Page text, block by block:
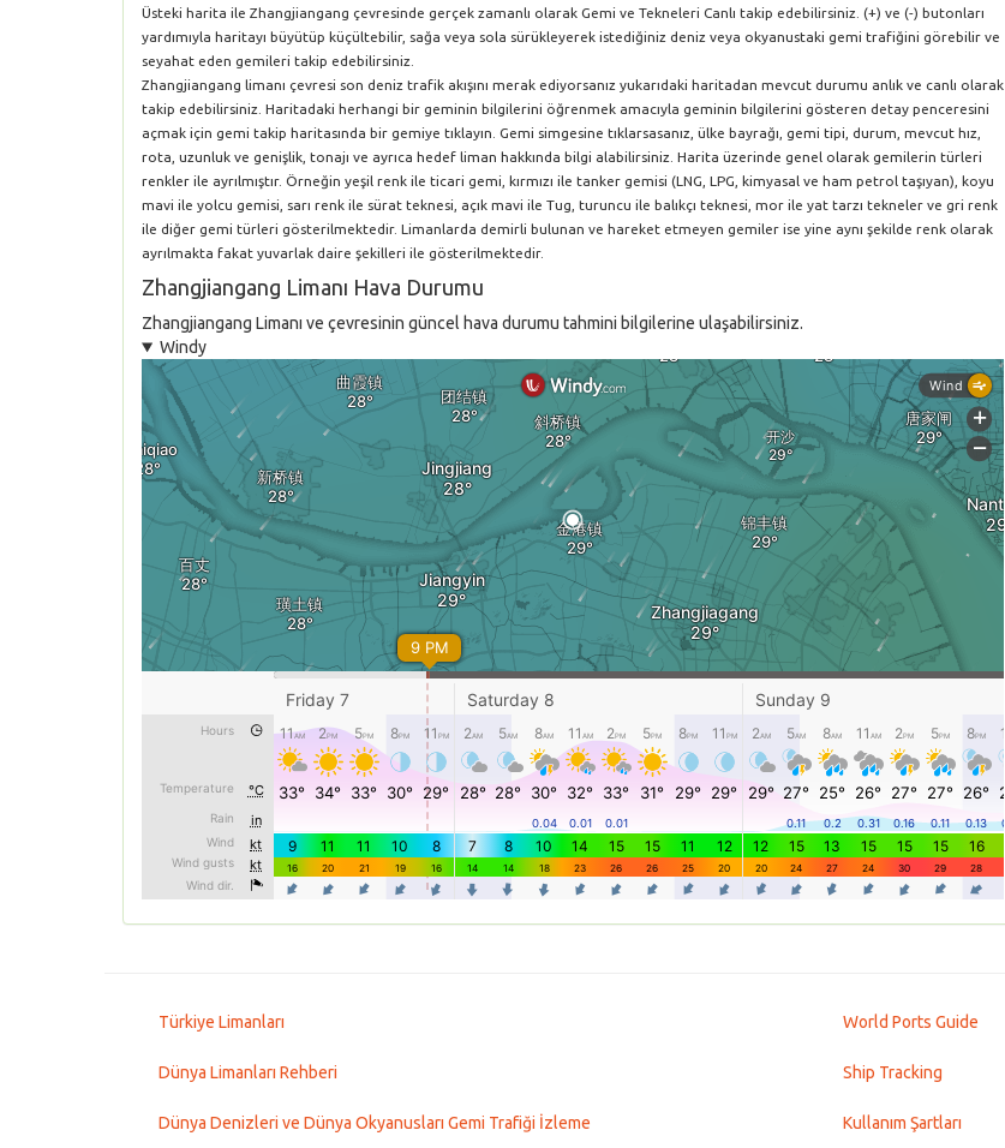
Üsteki harita ile Zhangjiangang çevresinde gerçek zamanlı olarak Gemi ve Tekneleri Canlı takip edebilirsiniz. (+) ve (-) butonları
yardımıyla haritayı büyütüp küçültebilir, sağa veya sola sürükleyerek istediğiniz deniz veya okyanustaki gemi trafiğini görebilir ve
seyahat eden gemileri takip edebilirsiniz.
Zhangjiangang limanı çevresi son deniz trafik akışını merak ediyorsanız yukarıdaki haritadan mevcut durumu anlık ve canlı olarak
takip edebilirsiniz. Haritadaki herhangi bir geminin bilgilerini öğrenmek amacıyla geminin bilgilerini gösteren detay penceresini
açmak için gemi takip haritasında bir gemiye tıklayın. Gemi simgesine tıklarsasanız, ülke bayrağı, gemi tipi, durum, mevcut hız,
rota, uzunluk ve genişlik, tonajı ve ayrıca hedef liman hakkında bilgi alabilirsiniz. Harita üzerinde genel olarak gemilerin türleri
renkler ile ayrılmıştır. Örneğin yeşil renk ile ticari gemi, kırmızı ile tanker gemisi (LNG, LPG, kimyasal ve ham petrol taşıyan), koyu
mavi ile yolcu gemisi, sarı renk ile sürat teknesi, açık mavi ile Tug, turuncu ile balıkçı teknesi, mor ile yat tarzı tekneler ve gri renk
ile diğer gemi türleri gösterilmektedir. Limanlarda demirli bulunan ve hareket etmeyen gemiler ise yine aynı şekilde renk olarak
ayrılmakta fakat yuvarlak daire şekilleri ile gösterilmektedir.
Zhangjiangang Limanı Hava Durumu
Zhangjiangang Limanı ve çevresinin güncel hava durumu tahmini bilgilerine ulaşabilirsiniz.
Windy
Türkiye Limanları
Dünya Limanları Rehberi
Dünya Denizleri ve Dünya Okyanusları Gemi Trafiği İzleme
World Ports Guide
Ship Tracking
Kullanım Şartları